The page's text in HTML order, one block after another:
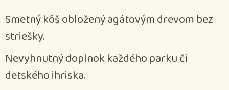
Smetný kôš obložený agátovým drevom bez
striešky.
Nevyhnutný doplnok každého parku či
detského ihriska.